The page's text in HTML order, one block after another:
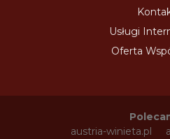
Usługi
Oferta
austria-winieta.pl